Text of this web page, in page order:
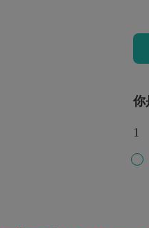
你
1